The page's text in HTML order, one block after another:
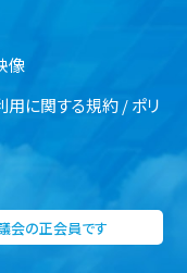
像
用に関する規約 / ポリ
会の正会員です